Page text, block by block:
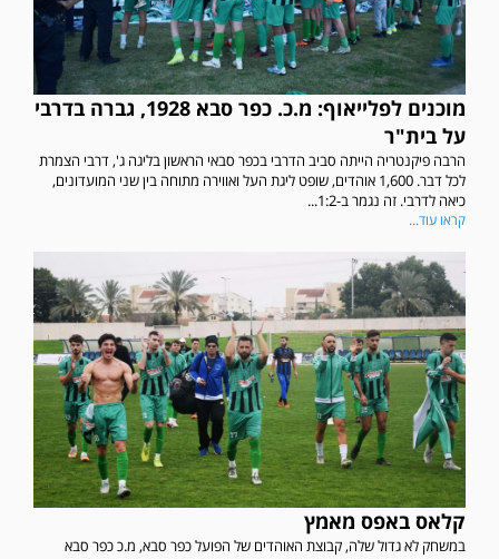
מוכנים לפלייאוף: מ.כ. כפר סבא 1928, גברה בדרבי
על בית"ר
הרבה פיקנטריה הייתה סביב הדרבי בכפר סבאי הראשון בליגה ג', דרבי הצמרת
לכל דבר. 1,600 אוהדים, שופט ליגת העל ואווירה מתוחה בין שני המועדונים,
כיאה לדרבי. זה נגמר ב-1:2...
קראו עוד...
קלאס באפס מאמץ
במשחק לא גדול שלה, קבוצת האוהדים של הפועל כפר סבא, מ.כ כפר סבא